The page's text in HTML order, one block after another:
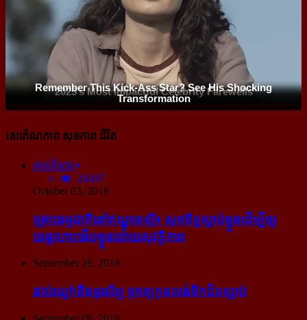
សោភ័ណភាព សុខភាព ជីវិត
អានពិស្ដារ
26007
October 03, 2018
គ្រោះធម្មជាតិនៅឥណ្ឌូនេស៊ី៖ សុខចិត្ត​ស្លាប់​ខ្លួន​ដើម្បី​ឲ្យ​
យន្ដហោះ​ងើប​ខ្លួន​ដោយ​សុវត្ថិភាព
September 28, 2018
រវល់​ឈ្លក់​នឹង​ទូរស័ព្ទ ទុក​ឲ្យ​កូន​លង់​ទឹក​ជិត​ស្លាប់